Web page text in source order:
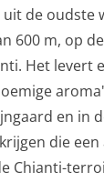
de oudste
600 m, op
Het levert
en in
die
Chianti-